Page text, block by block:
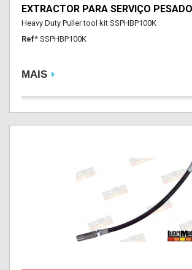
EXTRACTOR PARA SERVIÇO
Heavy Duty Puller tool kit SSPHBP100K
Refª SSPHBP100K
MAIS